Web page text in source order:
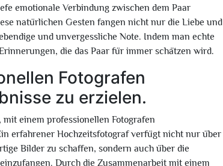
emotionale Verbindung zwischen dem Paar
natürlichen Gesten fangen nicht nur die Liebe und
und unvergessliche Note. Indem man echte
die das Paar für immer schätzen wird.
Fotografen
zu erzielen.
einem professionellen Fotografen
erfahrener Hochzeitsfotograf verfügt nicht nur über
Bilder zu schaffen, sondern auch über die
Durch die Zusammenarbeit mit einem